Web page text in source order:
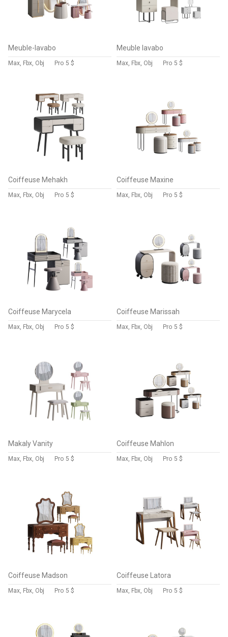
Meuble-lavabo
Max, Fbx, Obj Pro 5 $
Meuble lavabo
Max, Fbx, Obj Pro 5 $
Coiffeuse Mehakh
Max, Fbx, Obj Pro 5 $
Coiffeuse Maxine
Max, Fbx, Obj Pro 5 $
Coiffeuse Marycela
Max, Fbx, Obj Pro 5 $
Coiffeuse Marissah
Max, Fbx, Obj Pro 5 $
Makaly Vanity
Max, Fbx, Obj Pro 5 $
Coiffeuse Mahlon
Max, Fbx, Obj Pro 5 $
Coiffeuse Madson
Max, Fbx, Obj Pro 5 $
Coiffeuse Latora
Max, Fbx, Obj Pro 5 $